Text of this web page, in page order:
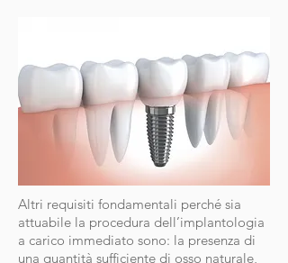
Altri requisiti fondamentali perché sia
attuabile la procedura dell’implantologia
a carico immediato sono: la presenza di
una quantità sufficiente di osso naturale,